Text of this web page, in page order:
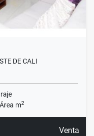
DE CALI
Área m2
Venta